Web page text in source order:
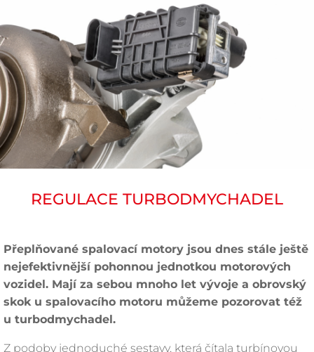
REGULACE TURBODMYCHADEL
Přeplňované spalovací motory jsou dnes stále ještě
nejefektivnější pohonnou jednotkou motorových
vozidel. Mají za sebou mnoho let vývoje a obrovský
skok u spalovacího motoru můžeme pozorovat též
u turbodmychadel.
Z podoby jednoduché sestavy, která čítala turbínovou